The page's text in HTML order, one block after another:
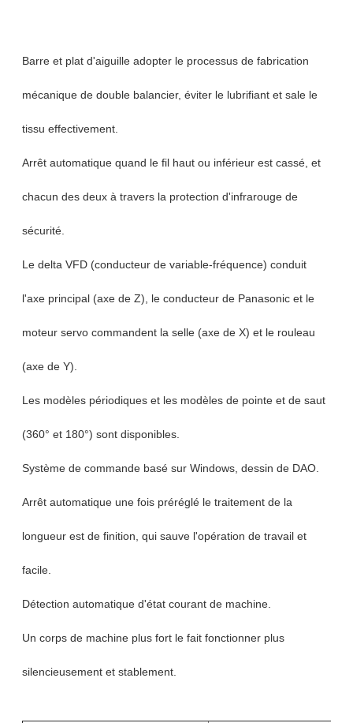
Barre et plat d'aiguille adopter le processus de fabrication
mécanique de double balancier, éviter le lubrifiant et sale le
tissu effectivement.
Arrêt automatique quand le fil haut ou inférieur est cassé, et
chacun des deux à travers la protection d'infrarouge de
sécurité.
Le delta VFD (conducteur de variable-fréquence) conduit
l'axe principal (axe de Z), le conducteur de Panasonic et le
moteur servo commandent la selle (axe de X) et le rouleau
(axe de Y).
Les modèles périodiques et les modèles de pointe et de saut
(360° et 180°) sont disponibles.
Système de commande basé sur Windows, dessin de DAO.
Arrêt automatique une fois préréglé le traitement de la
longueur est de finition, qui sauve l'opération de travail et
facile.
Détection automatique d'état courant de machine.
Un corps de machine plus fort le fait fonctionner plus
silencieusement et stablement.